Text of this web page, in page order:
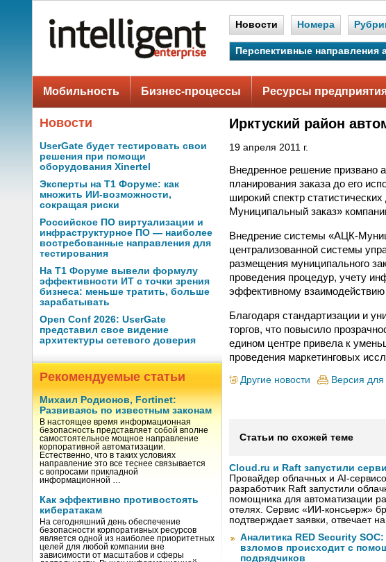
Новости Номера
Перспективные направления
Мобильность Бизнес-процессы Ресурсы
Новости
UserGate будет тестировать свои
решения при помощи
оборудования Xinertel
Эксперты на Т1 Форуме: как
множить ИИ-возможности,
сокращая риски
Российское ПО виртуализации и
инфраструктурное ПО — наиболее
востребованные направления для
тестирования
На Т1 Форуме вывели формулу
эффективности ИТ с точки зрения
бизнеса: меньше тратить, больше
зарабатывать
Open Conf 2026: UserGate
представил свое видение
архитектуры сетевого доверия
Рекомендуемые статьи
Михаил Родионов, Fortinet:
Развиваясь по известным законам
В настоящее время информационная
безопасность представляет собой вполне
самостоятельное мощное направление
корпоративной автоматизации.
Естественно, что в таких условиях
направление это все теснее связывается
с вопросами прикладной
информационной …
Как эффективно противостоять
кибератакам
На сегодняшний день обеспечение
безопасности корпоративных ресурсов
является одной из наиболее приоритетных
целей для любой компании вне
зависимости от масштабов и сферы
Ирктуский район
19 апреля 2011 г.
Внедренное решение призвано
планирования заказа до его
широкий спектр
Муниципальный заказ»
Внедрение системы «АЦК-
централизованной системы
размещения муниципального
проведения процедур, учету
эффективному взаимодействию
Благодаря стандартизации и
торгов, что повысило
едином центре привела к
проведения маркетинговых
Другие новости Версия для
Статьи по схожей теме
Cloud.ru и Raft запустили
Провайдер облачных и AI-
разработчик Raft запустили
помощника для автоматизации
отелях. Сервис «ИИ-консьерж»
подтверждает заявки, отвечает
Аналитика RED Security
взломов происходит с
подрядчиков